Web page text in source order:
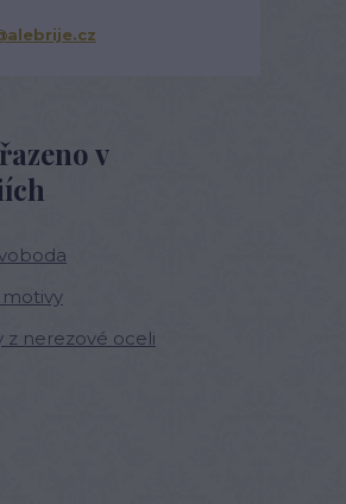
v
z nerezové oceli